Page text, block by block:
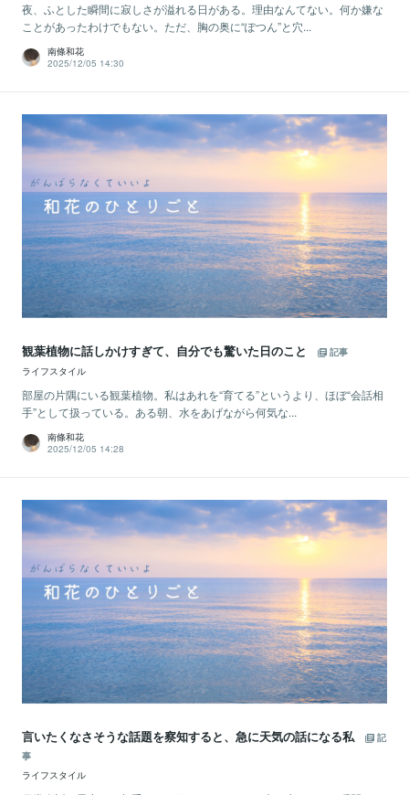
夜、ふとした瞬間に寂しさが溢れる日がある。理由なんてない。何か嫌な
ことがあったわけでもない。ただ、胸の奥に“ぽつん”と穴...
南條和花
2025/12/05 14:30
観葉植物に話しかけすぎて、自分でも驚いた日のこと
記事
ライフスタイル
部屋の片隅にいる観葉植物。私はあれを“育てる”というより、ほぼ“会話相
手”として扱っている。ある朝、水をあげながら何気な...
南條和花
2025/12/05 14:28
言いたくなさそうな話題を察知すると、急に天気の話になる私
記
事
ライフスタイル